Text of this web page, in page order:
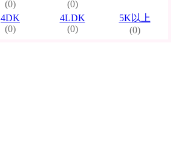
(0)
(0)
4DK
(0)
4LDK
(0)
5K以上
(0)